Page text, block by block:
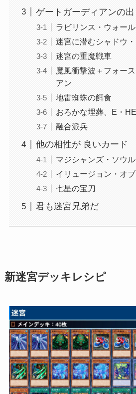
ゲートガーディアンの
ラビリンス・ウォー
迷宮に潜むシャドウ
迷宮の重魔戦車
魔風衝撃波＋フォー
アン
地雷蜘蛛の餌食
おろかな埋葬、E・
融合派兵
他の相性が 良いカード
マジシャンズ・ソウ
イリュージョン・オ
七星の宝刀
君も迷宮兄弟だ
新迷宮デッキレシピ